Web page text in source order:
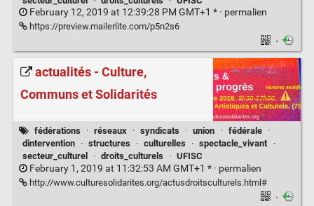
February 12, 2019 at 12:39:28 PM GMT+1 * · permalien
https://preview.mailerlite.com/p5n2s6
·
actualités - Culture,
Communs et Solidarités
fédérations · réseaux · syndicats · union · fédérale
·
dintervention
· structures · culturelles · spectacle_vivant
·
secteur_culturel
· droits_culturels · UFISC
February 1, 2019 at 11:32:53 AM GMT+1 * · permalien
http://www.culturesolidarites.org/actusdroitsculturels.html#
·